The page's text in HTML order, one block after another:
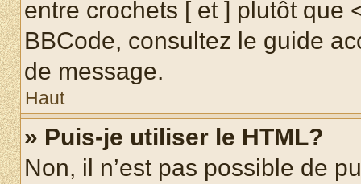
entre crochets [ et ] plutôt que
BBCode, consultez le guide
de message.
Haut
» Puis-je utiliser le HTML?
Non, il n’est pas possible de